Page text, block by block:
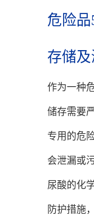
危险
存储
作为一种
储存需要
专用的危
会泄漏或
尿酸的化
防护措施